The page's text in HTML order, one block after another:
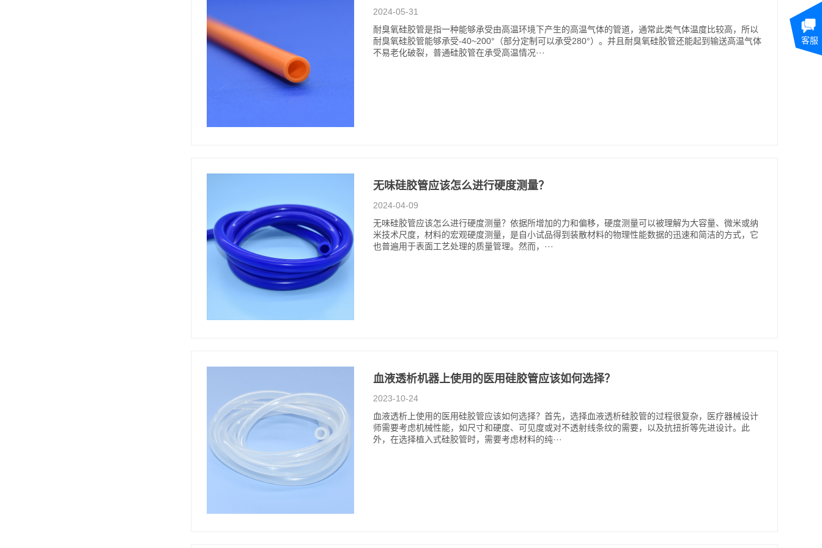
2024-05-31
耐臭氧硅胶管是指一种能够承受由高温环境下产生的高温气体的管道，通常此类气体温度比较高，所以
耐臭氧硅胶管能够承受-40~200°（部分定制可以承受280°）。并且耐臭氧硅胶管还能起到输送高温气体
不易老化破裂，普通硅胶管在承受高温情况···
无味硅胶管应该怎么进行硬度测量？
2024-04-09
无味硅胶管应该怎么进行硬度测量？依据所增加的力和偏移，硬度测量可以被理解为大容量、微米或纳
米技术尺度，材料的宏观硬度测量，是自小试品得到装散材料的物理性能数据的迅速和简洁的方式，它
也普遍用于表面工艺处理的质量管理。然而，···
血液透析机器上使用的医用硅胶管应该如何选择？
2023-10-24
血液透析上使用的医用硅胶管应该如何选择？首先，选择血液透析硅胶管的过程很复杂，医疗器械设计
师需要考虑机械性能，如尺寸和硬度、可见度或对不透射线条纹的需要，以及抗扭折等先进设计。此
外，在选择植入式硅胶管时，需要考虑材料的纯···
客服